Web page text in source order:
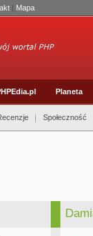
| Mapa
Planeta
Społeczność